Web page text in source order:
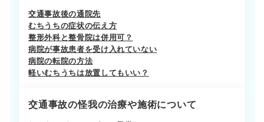
交通事故後の通院先
むちうちの症状の伝え方
整形外科と整骨院は併用可？
病院が事故患者を受け入れていない
病院の転院の方法
軽いむちうちは放置してもいい？
交通事故の怪我の治療や施術について